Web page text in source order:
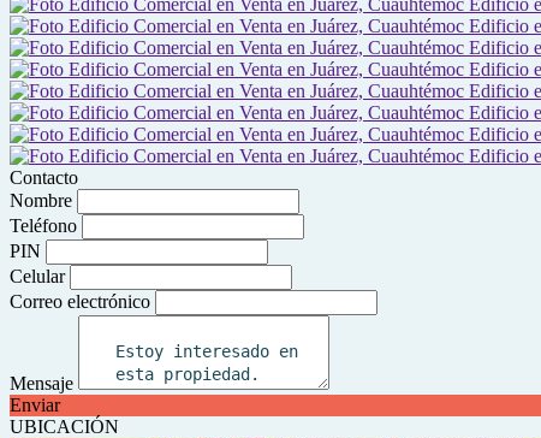
Contacto
Nombre
Teléfono
PIN
Celular
Correo electrónico
Mensaje
Enviar
UBICACIÓN